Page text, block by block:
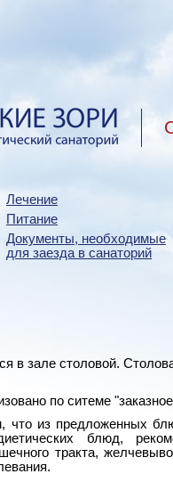
Лечение
Питание
Документы, необходимые
для заезда в санаторий
в зале столовой.
по ситеме
что из предложенных
блюд,
тракта,